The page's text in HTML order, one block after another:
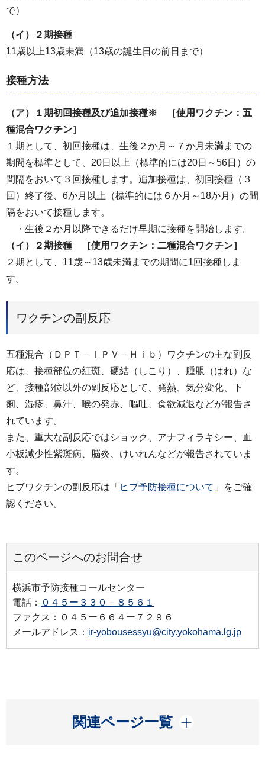
で）
（イ）２期接種
11歳以上13歳未満（13歳の誕生日の前日まで）
接種方法
（ア）１期初回接種及び追加接種※ ［使用ワクチン：五
種混合ワクチン］
１期として、初回接種は、生後２か月～７か月未満までの
期間を標準として、20日以上（標準的には20日～56日）の
間隔をおいて３回接種します。追加接種は、初回接種（３
回）終了後、6か月以上（標準的には６か月～18か月）の間
隔をおいて接種します。
・生後２か月以降できるだけ早期に接種を開始します。
（イ）２期接種 ［使用ワクチン：二種混合ワクチン］
２期として、11歳～13歳未満までの期間に1回接種しま
す。
ワクチンの副反応
五種混合（ＤＰＴ－ＩＰＶ－Ｈｉｂ）ワクチンの主な副反
応は、接種部位の紅斑、硬結（しこり）、腫脹（はれ）な
ど、接種部位以外の副反応として、発熱、気分変化、下
痢、湿疹、鼻汁、喉の発赤、嘔吐、食欲減退などが報告さ
れています。
また、重大な副反応ではショック、アナフィラキシー、血
小板減少性紫斑病、脳炎、けいれんなどが報告されていま
す。
ヒブワクチンの副反応は「 ヒブ予防接種について 」をご確
認ください。
このページへのお問合せ
横浜市予防接種コールセンター
電話： ０４５ー３３０－８５６１
ファクス：０４５ー６６４ー７２９６
メールアドレス： ir-yobousessyu@city.yokohama.lg.jp
関連ページ一覧
開く